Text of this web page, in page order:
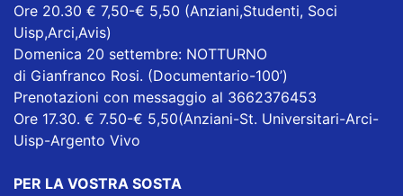
Ore 20.30 € 7,50-€ 5,50 (Anziani,Studenti, Soci
Uisp,Arci,Avis)
Domenica 20 settembre: NOTTURNO
di Gianfranco Rosi. (Documentario-100’)
Prenotazioni con messaggio al 3662376453
Ore 17.30. € 7.50-€ 5,50(Anziani-St. Universitari-Arci-
Uisp-Argento Vivo
PER LA VOSTRA SOSTA